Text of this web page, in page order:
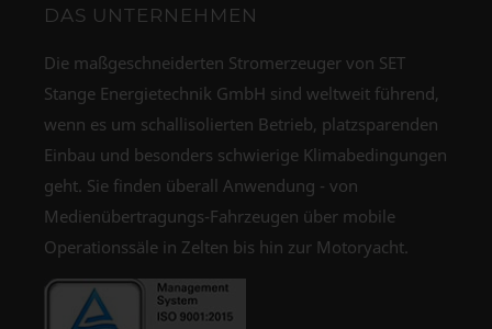
DAS UNTERNEHMEN
Die maßgeschneiderten Stromerzeuger von SET
Stange Energietechnik GmbH sind weltweit führend,
wenn es um schallisolierten Betrieb, platzsparenden
Einbau und besonders schwierige Klimabedingungen
geht. Sie finden überall Anwendung - von
Medienübertragungs-Fahrzeugen über mobile
Operationssäle in Zelten bis hin zur Motoryacht.